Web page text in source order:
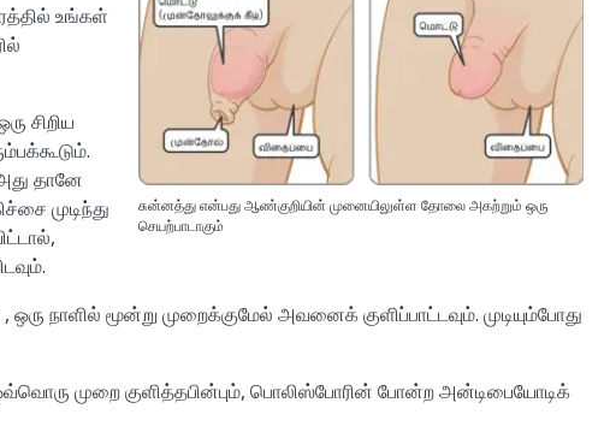
சுன்னத்து என்பது ஆண்குறியின் முனையிலுள்ள தோலை அகற்றும் ஒரு
செயற்பாடாகும்
உங்கள்
சிறிய
தானே
முடிந்து
மூன்று முறைக்குமேல் அவனைக் குளிப்பாட்டவும். முடியும்போது
முறை குளித்தபின்பும், பொலிஸ்போரின் போன்ற அன்டிபையோடிக்